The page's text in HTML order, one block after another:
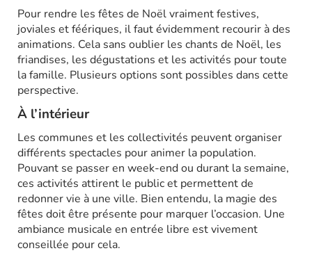
Pour rendre les fêtes de Noël vraiment festives,
joviales et féériques, il faut évidemment recourir à des
animations. Cela sans oublier les chants de Noël, les
friandises, les dégustations et les activités pour toute
la famille. Plusieurs options sont possibles dans cette
perspective.
À l’intérieur
Les communes et les collectivités peuvent organiser
différents spectacles pour animer la population.
Pouvant se passer en week-end ou durant la semaine,
ces activités attirent le public et permettent de
redonner vie à une ville. Bien entendu, la magie des
fêtes doit être présente pour marquer l’occasion. Une
ambiance musicale en entrée libre est vivement
conseillée pour cela.